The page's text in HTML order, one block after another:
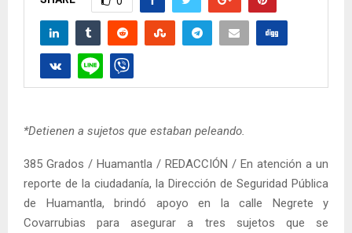
*Detienen a sujetos que estaban peleando.
385 Grados / Huamantla / REDACCIÓN / En atención a un
reporte de la ciudadanía, la Dirección de Seguridad Pública
de Huamantla, brindó apoyo en la calle Negrete y
Covarrubias para asegurar a tres sujetos que se